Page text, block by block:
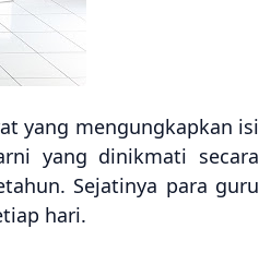
yang mengungkapkan isi
yang dinikmati secara
Sejatinya para guru
hari.